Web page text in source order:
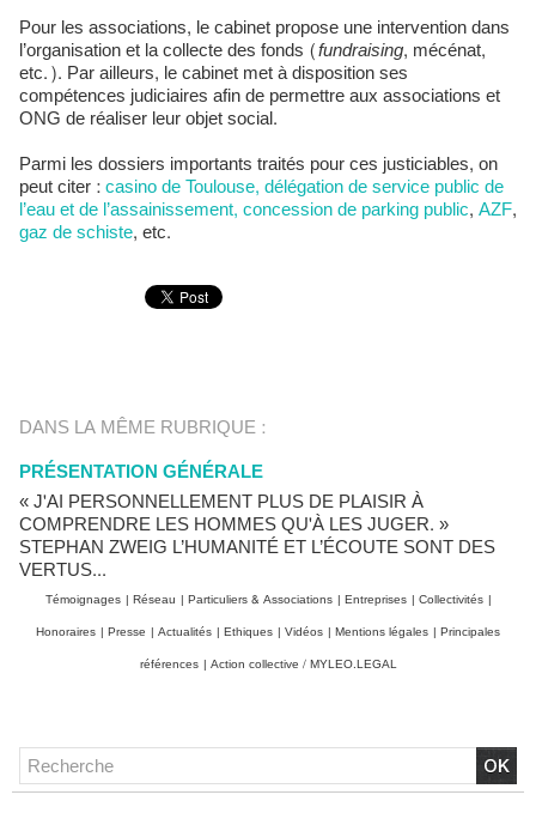
Pour les associations, le cabinet propose une intervention dans
l’organisation et la collecte des fonds (fundraising, mécénat,
etc.). Par ailleurs, le cabinet met à disposition ses
compétences judiciaires afin de permettre aux associations et
ONG de réaliser leur objet social.
Parmi les dossiers importants traités pour ces justiciables, on
peut citer :casino de Toulouse, délégation de service public de
l’eau et de l’assainissement, concession de parking public,AZF,
gaz de schiste, etc.
DANS LA MÊME RUBRIQUE :
PRÉSENTATION GÉNÉRALE
« J'AI PERSONNELLEMENT PLUS DE PLAISIR À
COMPRENDRE LES HOMMES QU'À LES JUGER. »
STEPHAN ZWEIG L’HUMANITÉ ET L’ÉCOUTE SONT DES
VERTUS...
Témoignages | Réseau | Particuliers & Associations | Entreprises | Collectivités |
Honoraires | Presse | Actualités | Ethiques | Vidéos | Mentions légales | Principales
références | Action collective / MYLEO.LEGAL